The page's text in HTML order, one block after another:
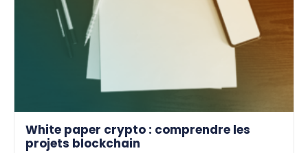
White paper crypto : comprendre les
projets blockchain